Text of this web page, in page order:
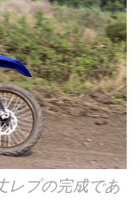
レプの完成であ